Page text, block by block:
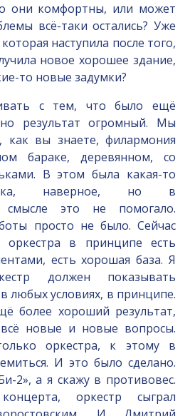
они комфортны, или может
всё-таки остались? Уже
наступила после того,
новое хорошее здание,
то новые задумки?
с тем, что было ещё
результат огромный. Мы
как вы знаете, филармония
бараке, деревянном, со
В этом была какая-то
наверное, но в
смысле это не помогало.
просто не было. Сейчас
оркестра в принципе есть
есть хорошая база. Я
должен показывать
любых условиях, в принципе.
более хороший результат,
новые и новые вопросы.
оркестра, к этому в
И это было сделано.
2», а я скажу в противовес.
оркестр сыграл